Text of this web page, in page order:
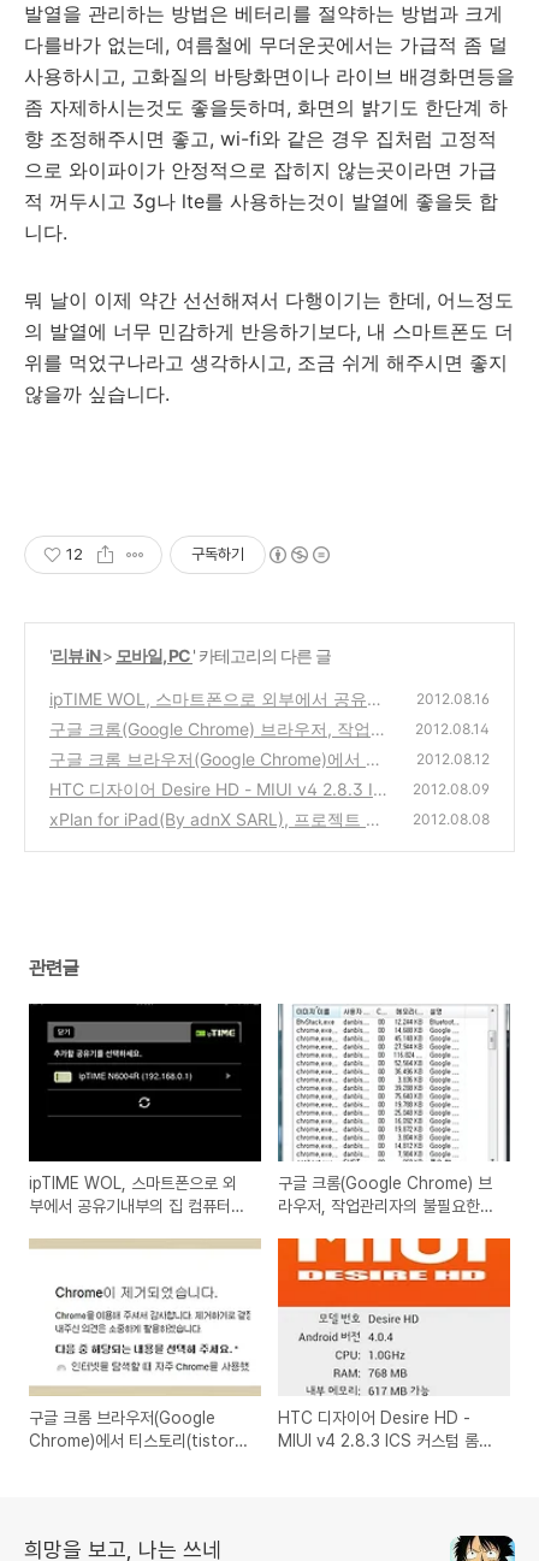
발열을 관리하는 방법은 베터리를 절약하는 방법과 크게
다를바가 없는데, 여름철에 무더운곳에서는 가급적 좀 덜
사용하시고, 고화질의 바탕화면이나 라이브 배경화면등을
좀 자제하시는것도 좋을듯하며, 화면의 밝기도 한단계 하
향 조정해주시면 좋고, wi-fi와 같은 경우 집처럼 고정적
으로 와이파이가 안정적으로 잡히지 않는곳이라면 가급
적 꺼두시고 3g나 lte를 사용하는것이 발열에 좋을듯 합
니다.
뭐 날이 이제 약간 선선해져서 다행이기는 한데, 어느정도
의 발열에 너무 민감하게 반응하기보다, 내 스마트폰도 더
위를 먹었구나라고 생각하시고, 조금 쉬게 해주시면 좋지
않을까 싶습니다.
12 구독하기
'리뷰 iN> 모바일, PC' 카테고리의 다른 글
ipTIME WOL, 스마트폰으로 외부에서 공유기
내부의 집 컴퓨터 전원켜는 프로그램(안드로
이드, 아이폰용 앱)
(0)
2012.08.16
구글 크롬(Google Chrome) 브라우저, 작업관
리자의 불필요한 프로세스(플러그인, 확장프
로그램, 탭)를 삭제해서 메모리를 아끼고, 안정
적으로 사용하는 방법
2012.08.14
구글 크롬 브라우저(Google Chrome)에서 티
스토리(tistory) 블로그 사진올리기, 파일첨부
버튼이 클릭되지 않는 오류 해결방법
(0)
2012.08.12
HTC 디자이어 Desire HD - MIUI v4 2.8.3 IC
S 커스텀 롬으로 롬업그레이드(안정적인 추천
2012.08.09
xPlan for iPad(By adnX SARL), 프로젝트 관
2012.08.08
관련글
ipTIME WOL, 스마트폰으로 외
부에서 공유기내부의 집 컴퓨터
아이폰용 앱)
구글 크롬(Google Chrome) 브
라우저, 작업관리자의 불필요한
램, 탭)를 삭제해서 메모리를 아끼
고, 안정적으로 사용하는 방법
구글 크롬 브라우저(Google
Chrome)에서 티스토리(tistory)
HTC 디자이어 Desire HD -
MIUI v4 2.8.3 ICS 커스텀 롬으
희망을 보고, 나는 쓰네